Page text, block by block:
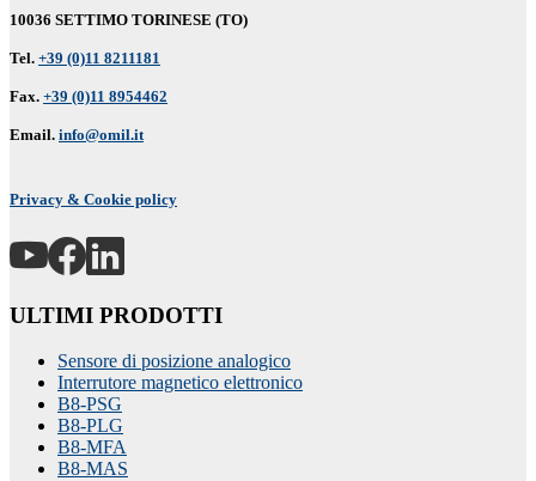
10036 SETTIMO TORINESE (TO)
Tel. +39 (0)11 8211181
Fax. +39 (0)11 8954462
Email. info@omil.it
Privacy & Cookie policy
ULTIMI PRODOTTI
Sensore di posizione analogico
Interrutore magnetico elettronico
B8-PSG
B8-PLG
B8-MFA
B8-MAS